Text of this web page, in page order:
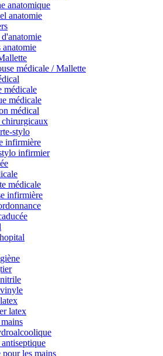
anatomique
anatomie
médicale / Mallette
médicale
médicale
médical
chirurgicaux
stylo
infirmière
infirmier
médicale
infirmière
latex
pour les mains